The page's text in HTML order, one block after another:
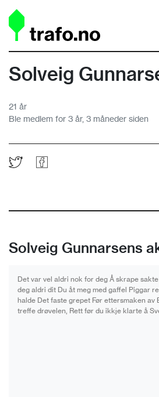
Solveig
21 år
Ble medlem for 3 år, 3 måneder siden
Solveig Gunnarsens
Det var vel aldri nok for deg Å skrape
deg aldri dit Du åt meg med gaffel Piggar
halde Det faste grepet Før ettersmaken av
treffe drøvelen, Rett før du ikkje klarte å